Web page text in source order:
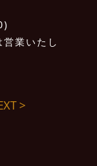
業いたし
>